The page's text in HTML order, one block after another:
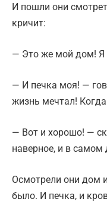
И пошли они
кричит:
— Это же мой дом! Я
— И печка моя! —
жизнь мечтал!
— Вот и хорошо! —
наверное, и в
Осмотрели они дом
было. И печка, и